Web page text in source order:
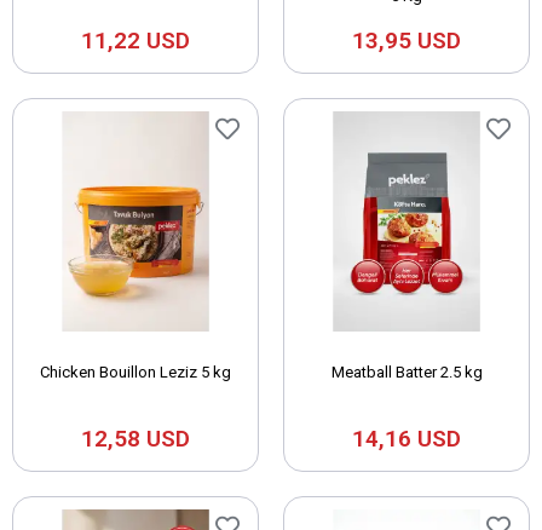
11,22 USD 13,95 USD
Chicken Bouillon Leziz 5 kg
12,58 USD
Meatball Batter 2.5 kg
14,16 USD